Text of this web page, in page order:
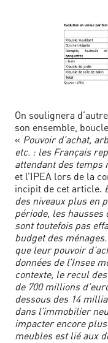
On soulignera
son ensemble,
« Pouvoir d’achat,
etc. : les Français
attendant des temps
et l’IPEA lors de la
incipit de cet article.
des niveaux plus en
période, les hausses
sont toutefois pas
budget des
que leur pouvoir
données de l’Insee
contexte, le recul
de 700 millions
dessous des 14
dans l’immobilier
impacter encore
meubles est lié aux